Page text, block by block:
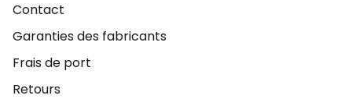
Contact
Garanties des fabricants
Frais de port
Retours